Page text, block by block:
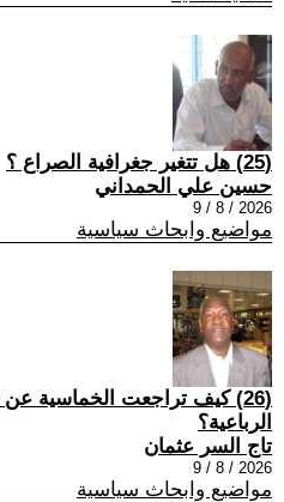
(25) هل تتغير جغرافية الصراع ؟
حسين علي الحمداني
2026 / 8 / 9
مواضيع وابحاث سياسية
(26) كيف تراجعت الخماسية
الرباعية؟
تاج السر عثمان
2026 / 8 / 9
مواضيع وابحاث سياسية